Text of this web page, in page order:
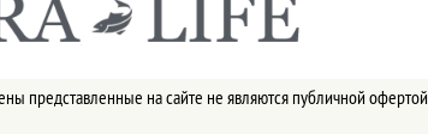
представленные на сайте не являются публичной офертой